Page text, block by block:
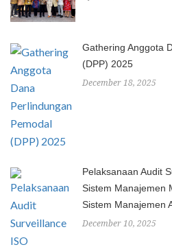
Gathering Anggota
(DPP) 2025
December 18, 2025
Pelaksanaan Audit
Sistem Manajemen
Sistem Manajemen
December 10, 2025